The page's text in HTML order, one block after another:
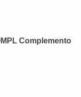
Complemento